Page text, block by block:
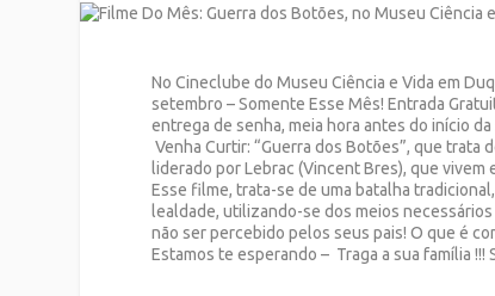
No Cineclube do Museu Ciência e Vida em
setembro – Somente Esse Mês! Entrada
entrega de senha, meia hora antes do início da
Venha Curtir: “Guerra dos Botões”, que trata
liderado por Lebrac (Vincent Bres), que vivem
Esse filme, trata-se de uma batalha
lealdade, utilizando-se dos meios
não ser percebido pelos seus pais! O que é
Estamos te esperando – Traga a sua família